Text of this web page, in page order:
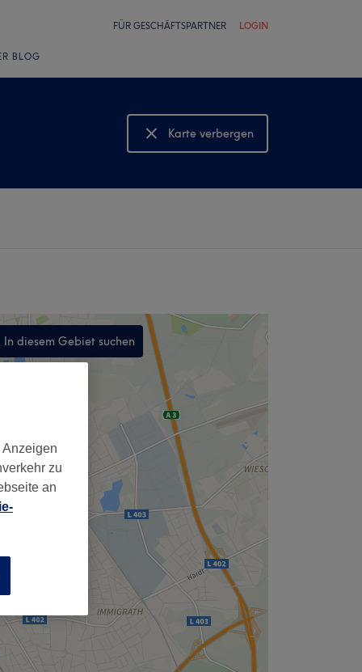
FÜR GESCHÄFTSPARTNER LOGIN
BLOG
Karte verbergen
Karte anzeigen
In diesem Gebiet suchen
,
zu
an